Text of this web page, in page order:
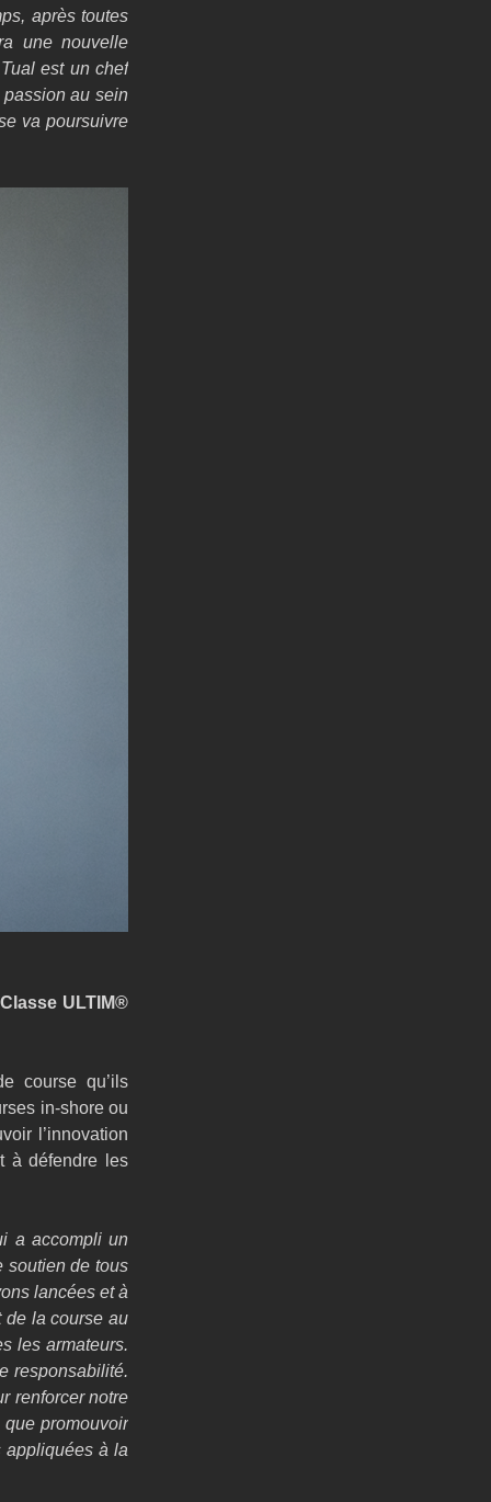
après toutes
une nouvelle
est un chef
passion au sein
va poursuivre
ULTIM®
course qu’ils
in-shore ou
l’innovation
à défendre les
a accompli un
soutien de tous
lancées et à
de la course au
les armateurs.
responsabilité.
renforcer notre
promouvoir
appliquées à la